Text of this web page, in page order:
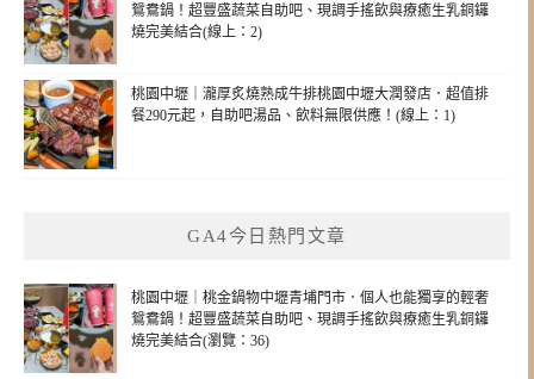
鴛鴦鍋！超豐盛蔬菜自助吧、現調手搖飲與療癒生乳銅鑼
燒完美結合(線上：2)
桃園中壢｜瀧厚炙燒熟成牛排桃園中壢大潤發店．超值排
餐290元起，自助吧湯品、飲料無限供應！(線上：1)
GA4今日熱門文章
桃園中壢｜桃金鍋物中壢青埔門市．個人也能獨享的輕奢
鴛鴦鍋！超豐盛蔬菜自助吧、現調手搖飲與療癒生乳銅鑼
燒完美結合(瀏覽：36)